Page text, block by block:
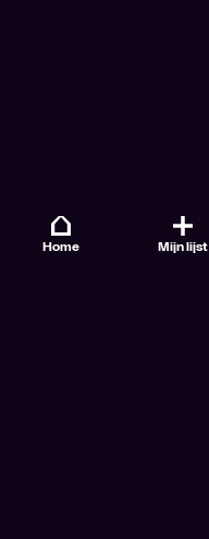
Home Mijn lijst